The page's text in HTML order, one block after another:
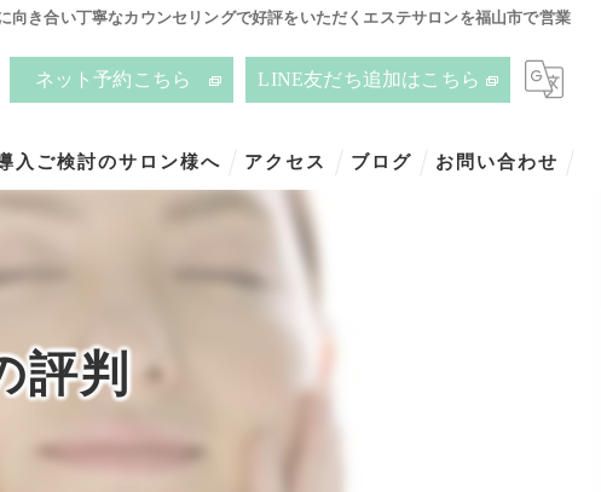
向き合い丁寧なカウンセリングで好評をいただくエステサロンを福山市で営業
ネット予約こちら LINE友だち追加はこちら
入ご検討のサロン様へ アクセス ブログ お問い合わせ
評判